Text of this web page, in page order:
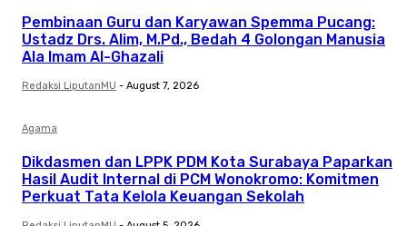
Pembinaan Guru dan Karyawan Spemma Pucang:
Ustadz Drs. Alim, M.Pd., Bedah 4 Golongan Manusia
Ala Imam Al-Ghazali
Redaksi LiputanMU - August 7, 2026
Agama
Dikdasmen dan LPPK PDM Kota Surabaya Paparkan
Hasil Audit Internal di PCM Wonokromo: Komitmen
Perkuat Tata Kelola Keuangan Sekolah